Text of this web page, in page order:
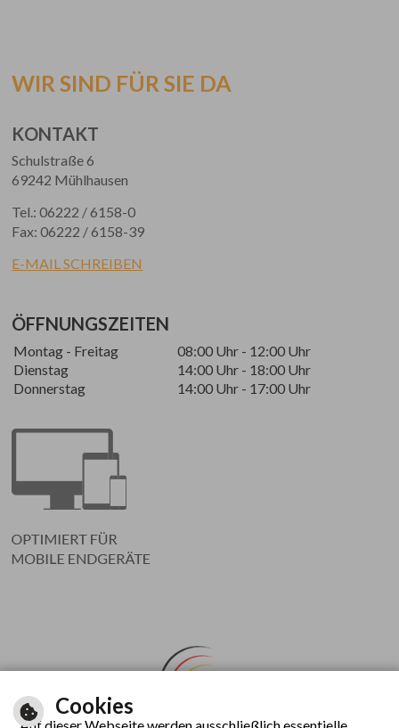
WIR SIND FÜR SIE DA
KONTAKT
Schulstraße 6
69242 Mühlhausen
Tel.: 06222 / 6158-0
Fax: 06222 / 6158-39
E-MAIL SCHREIBEN
ÖFFNUNGSZEITEN
Montag - Freitag
08:00 Uhr - 12:00 Uhr
Dienstag
14:00 Uhr - 18:00 Uhr
Donnerstag
14:00 Uhr - 17:00 Uhr
Cookies